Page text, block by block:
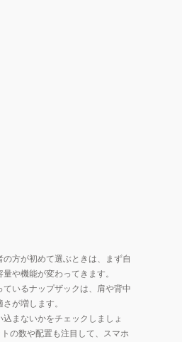
方が初めて選ぶときは、まず自
や機能が変わってきます。
いるナップザックは、肩や背中
が増します。
まないかをチェックしましょ
の数や配置も注目して、スマホ